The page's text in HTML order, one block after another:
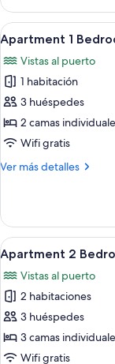
Adults
+
child)
1
Bedroom
Marina
View
(3
Adults
child)
Abrir
todas
las
fotos
de
Apartment
1
Marina
Adults)
9
Apartment 1
Vistas al puerto
1 habitación
3 huéspedes
2 camas
Wifi gratis
Ver más detalles
Más
1
Bedroom
Marina
View
(3
Adults)
Abrir
todas
las
fotos
de
Apartment
2
9
Apartment 2
Vistas al puerto
2 habitaciones
3 huéspedes
3 camas
Wifi gratis